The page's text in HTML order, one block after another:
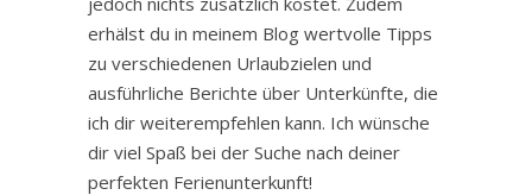
erhälst du in meinem Blog wertvolle Tipps
zu verschiedenen Urlaubzielen und
ausführliche Berichte über Unterkünfte, die
ich dir weiterempfehlen kann. Ich wünsche
dir viel Spaß bei der Suche nach deiner
perfekten Ferienunterkunft!